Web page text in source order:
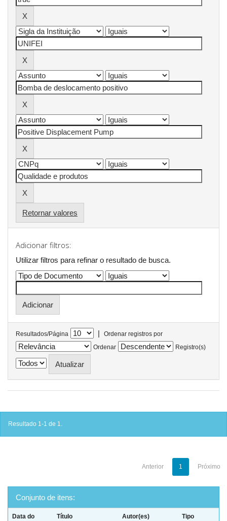
Retornar valores
Adicionar filtros:
Utilizar filtros para refinar o resultado de busca.
Resultados/Página |
Ordenar registros por
Ordenar
Registro(s)
Resultado 1-1 de 1.
Anterior 1 Próximo
Conjunto de itens:
Data do
Título Autor(es) Tipo